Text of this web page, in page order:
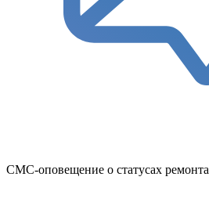
СМС-оповещение о статусах ремонта